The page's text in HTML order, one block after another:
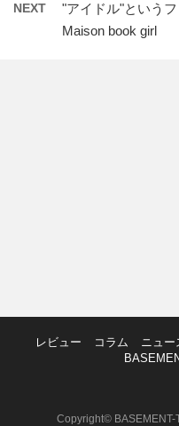
NEXT
"アイドル"という
Maison book girl
レビュー コラム ニュー
Copyright© BASEMENT-